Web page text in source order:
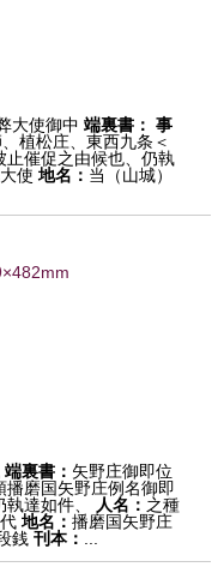
大使御中 端裏書： 事
植松庄、東西九条＜
止催促之由候也、仍執
使 地名： 当（山城）
端裏書： 矢野庄御即位
播磨国矢野庄例名御即
達如件、 人名： 之種
地名：播磨国矢野庄
銭 刊本：